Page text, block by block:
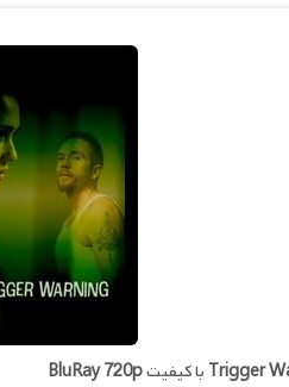
Trigger با کیفیتBluRay 720p